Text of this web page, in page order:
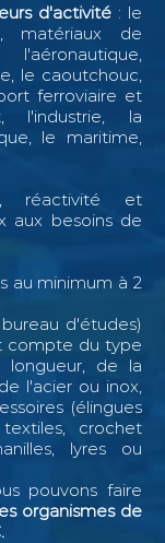
d'activité: le
matériaux de
le caoutchouc,
ferroviaire et
l'industrie, la
le maritime,
réactivité et
aux besoins de
au minimum à 2
d'études)
compte du type
de la
l'acier ou inox,
(élingues
crochet
lyres ou
pouvons faire
organismes de